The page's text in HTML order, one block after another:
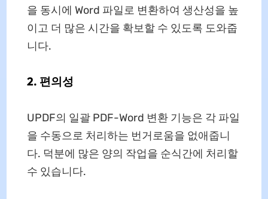
을 동시에 Word 파일로 변환하여 생산성을 높
이고 더 많은 시간을 확보할 수 있도록 도와줍
니다.
2. 편의성
UPDF의 일괄 PDF-Word 변환 기능은 각 파일
을 수동으로 처리하는 번거로움을 없애줍니
다. 덕분에 많은 양의 작업을 순식간에 처리할
수 있습니다.